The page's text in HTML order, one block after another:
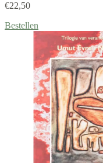
€22,50
Bestellen